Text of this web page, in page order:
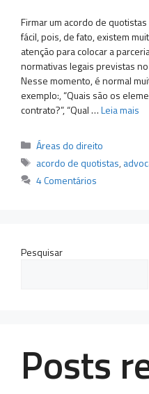
Firmar um acordo de
fácil, pois, de fato, existem
atenção para colocar a
normativas legais previstas
Nesse momento, é normal
exemplo:, “Quais são os
contrato?”, “Qual …Leia mais
Categorias
Áreas do direito
Tags
acordo de quotistas,
4 Comentários
Pesquisar
Posts